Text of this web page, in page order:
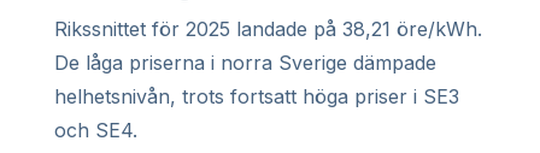
Rikssnittet för 2025 landade på 38,21 öre/kWh.
De låga priserna i norra Sverige dämpade
helhetsnivån, trots fortsatt höga priser i SE3
och SE4.